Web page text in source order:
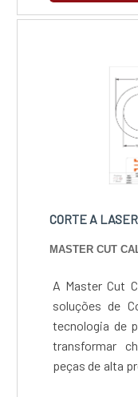
orçamento!.
integração
inovação e
CORTE A
MASTER CUT
A Master Cut
soluções de
tecnologia de
transformar
peças de alta